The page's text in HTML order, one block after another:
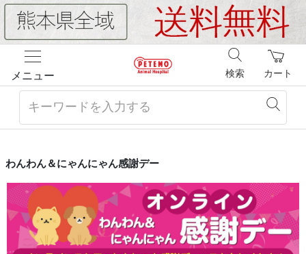
メニュー カート
検索
わんわん＆にゃんにゃん感謝デー